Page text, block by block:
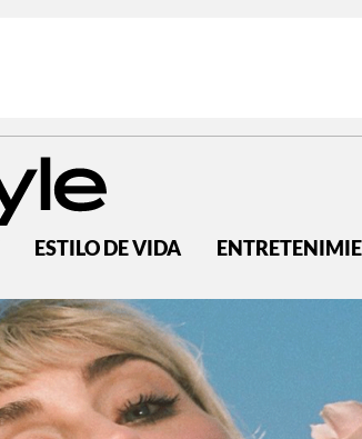
ESTILO DE VIDA